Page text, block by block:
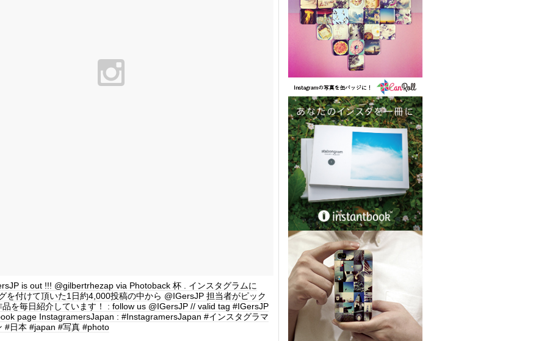
is out !!! @gilbertrhezap via Photoback 杯 . インスタグラムに
を付けて頂いた1日約4,000投稿の中から @IGersJP 担当者がピック
品を毎日紹介しています！ : follow us @IGersJP // valid tag #IGersJP
page InstagramersJapan : #InstagramersJapan #インスタグラマ
#日本 #japan #写真 #photo